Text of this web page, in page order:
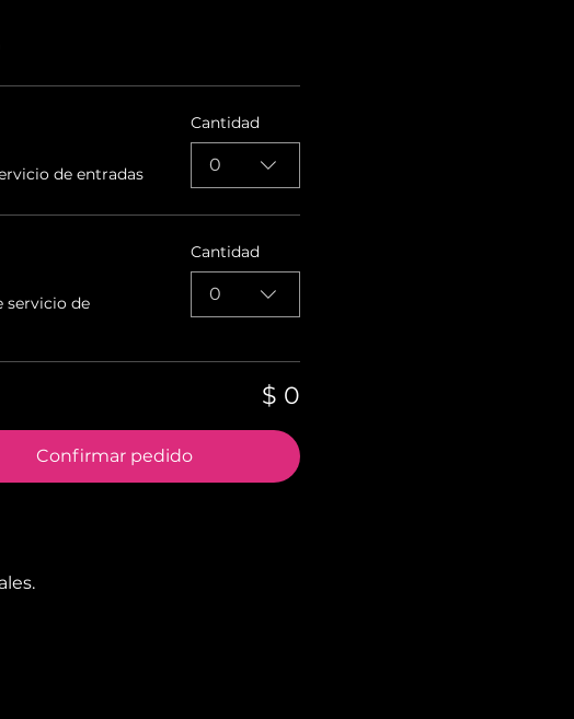
de entradas
Cantidad
0
servicio de
Cantidad
0
$ 0
Confirmar pedido